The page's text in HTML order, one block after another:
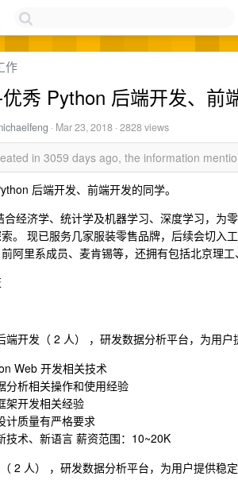
作
秀 Python 后端开发、前
· Mar 23, 2018 · 2828 views
in 3059 days ago, the information
后端开发、前端开发的同学。
合经济学、统计学及机器学习、深度学习，为
。 现已服务几家服装零售品牌，后续会切入
阿里系成员、麦肯锡等，还拥有包括北京理工
端开发（ 2 人） ，研发数据分析平台，为用
Web 开发相关技术
分析相关操作和使用经验
架开发相关经验
计质量有严格要求
技术、新语言 薪资范围：10~20K
2 人） ，研发数据分析平台，为用户提供稳